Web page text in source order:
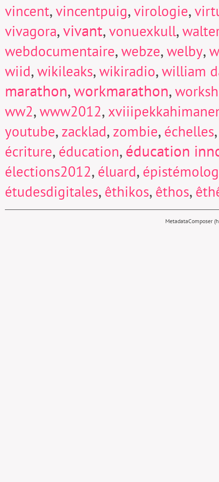
vincent,vincentpuig,virologie,
vivagora,vivant,vonuexkull,
webdocumentaire,webze,welby,
wiid,wikileaks,wikiradio,william
marathon,workmarathon,
ww2,www2012,
youtube, zacklad, zombie, échelles
écriture, éducation,éducation
élections2012, éluard,
étudesdigitales, êthikos, êthos,
MetadataComposer